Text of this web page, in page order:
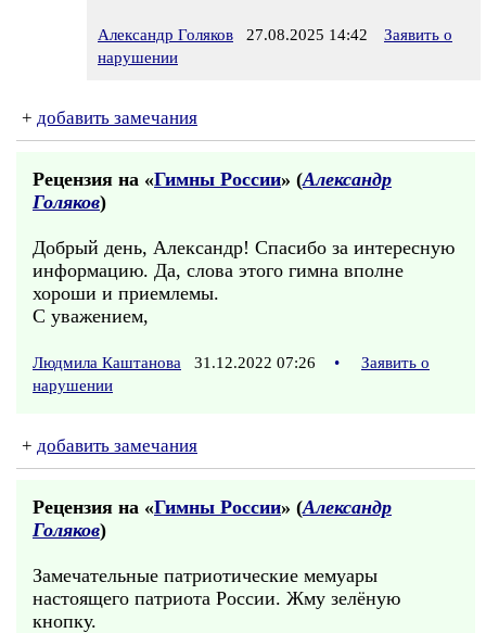
Александр Голяков 27.08.2025 14:42
Заявить о
нарушении
+ добавить замечания
Рецензия на «Гимны России» (Александр
Голяков)
Добрый день, Александр! Спасибо за интересную
информацию. Да, слова этого гимна вполне
хороши и приемлемы.
С уважением,
Людмила Каштанова 31.12.2022 07:26 •
Заявить о
нарушении
+ добавить замечания
Рецензия на «Гимны России» (Александр
Голяков)
Замечательные патриотические мемуары
настоящего патриота России. Жму зелёную
кнопку.